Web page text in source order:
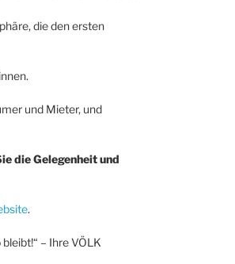
die den ersten
und Mieter, und
die Gelegenheit und
.
– Ihre VÖLK